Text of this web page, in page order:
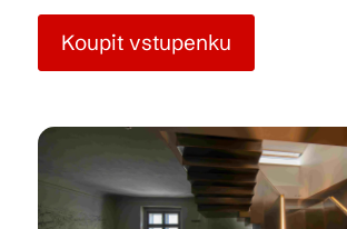
Suvenýry
Kam vyrazit
Koupit vstupenku